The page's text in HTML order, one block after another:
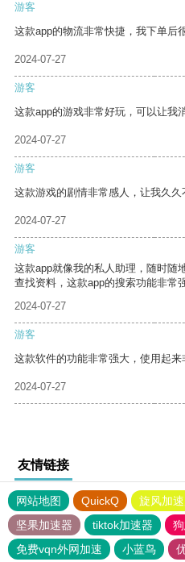
游客
这款app的物流非常快捷，我下单后
2024-07-27
游客
这款app的游戏非常好玩，可以让我
2024-07-27
游客
这款游戏的剧情非常感人，让我久久
2024-07-27
游客
这款app就像我的私人助理，随时随
查找资料，这款app的搜索功能非常
2024-07-27
游客
这款软件的功能非常强大，使用起来
2024-07-27
友情链接
网站地图 QuickQ 旋风加
坚果加速器
tiktok加速器
免费vqn外网加速
小蓝鸟